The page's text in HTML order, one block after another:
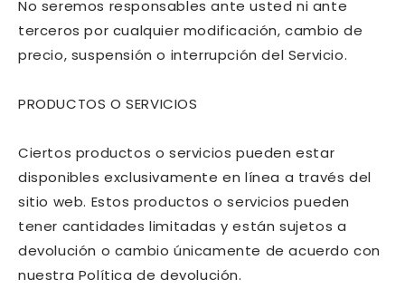
No seremos responsables ante usted ni ante
terceros por cualquier modificación, cambio de
precio, suspensión o interrupción del Servicio.
PRODUCTOS O SERVICIOS
Ciertos productos o servicios pueden estar
disponibles exclusivamente en línea a través del
sitio web. Estos productos o servicios pueden
tener cantidades limitadas y están sujetos a
devolución o cambio únicamente de acuerdo con
nuestra Política de devolución.